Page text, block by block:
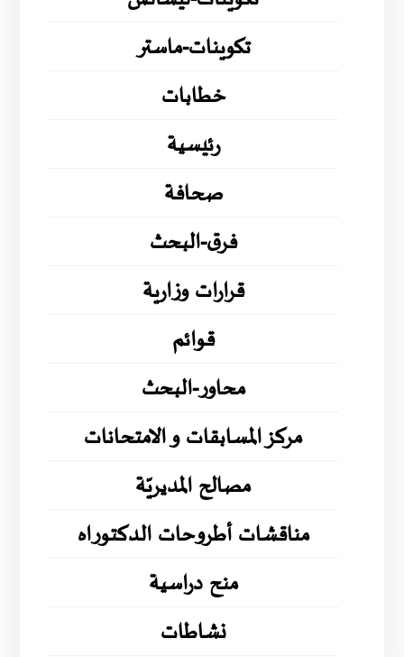
تكوينات-ماستر
خطابات
رئيسية
صحافة
فرق-البحث
قرارات وزارية
قوائم
محاور-البحث
مركز المسابقات و الامتحانات
مصالح المديريّة
مناقشات أطروحات الدكتوراه
منح دراسية
نشاطات